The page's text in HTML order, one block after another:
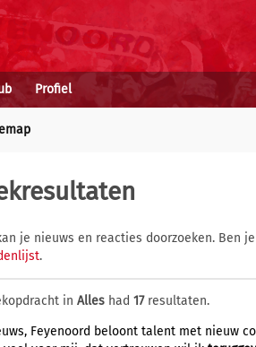
Profiel
je nieuws en reacties doorzoeken. Ben
.
in Alles had 17resultaten.
Feyenoord beloont talent met nieuw